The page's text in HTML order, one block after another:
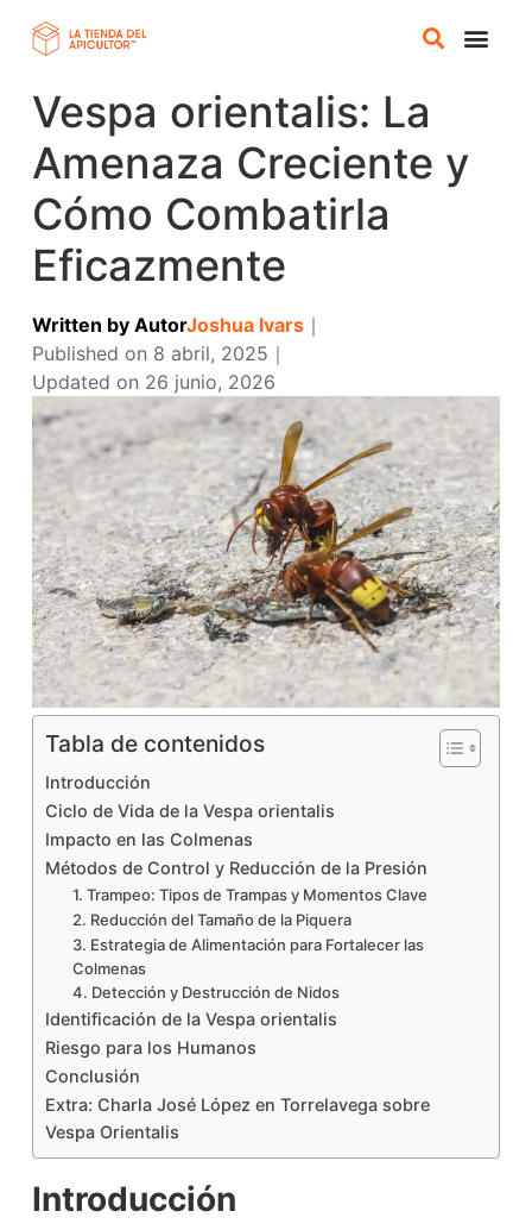
Vespa orientalis: La
Amenaza Creciente y
Cómo Combatirla
Eficazmente
Written by AutorJoshua Ivars｜
Published on 8 abril, 2025 ｜
Updated on 26 junio, 2026
Tabla de contenidos
Introducción
Ciclo de Vida de la Vespa orientalis
Impacto en las Colmenas
Métodos de Control y Reducción de la Presión
1. Trampeo: Tipos de Trampas y Momentos Clave
2. Reducción del Tamaño de la Piquera
3. Estrategia de Alimentación para Fortalecer las
Colmenas
4. Detección y Destrucción de Nidos
Identificación de la Vespa orientalis
Riesgo para los Humanos
Conclusión
Extra: Charla José López en Torrelavega sobre
Vespa Orientalis
Introducción